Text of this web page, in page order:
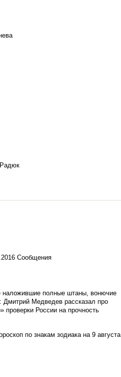
Радюк
Сообщения
наложившие полные штаны, вонючие
Дмитрий Медведев рассказал про
проверки России на прочность
по знакам зодиака на 9 августа